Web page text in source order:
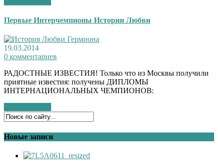
Первые Интерчемпионы Истории Любви
19.03.2014
0 комментариев
РАДОСТНЫЕ ИЗВЕСТИЯ! Только что из Москвы получили
приятные известия: получены ДИПЛОМЫ
ИНТЕРНАЦИОНАЛЬНЫХ ЧЕМПИОНОВ:
Новые записи